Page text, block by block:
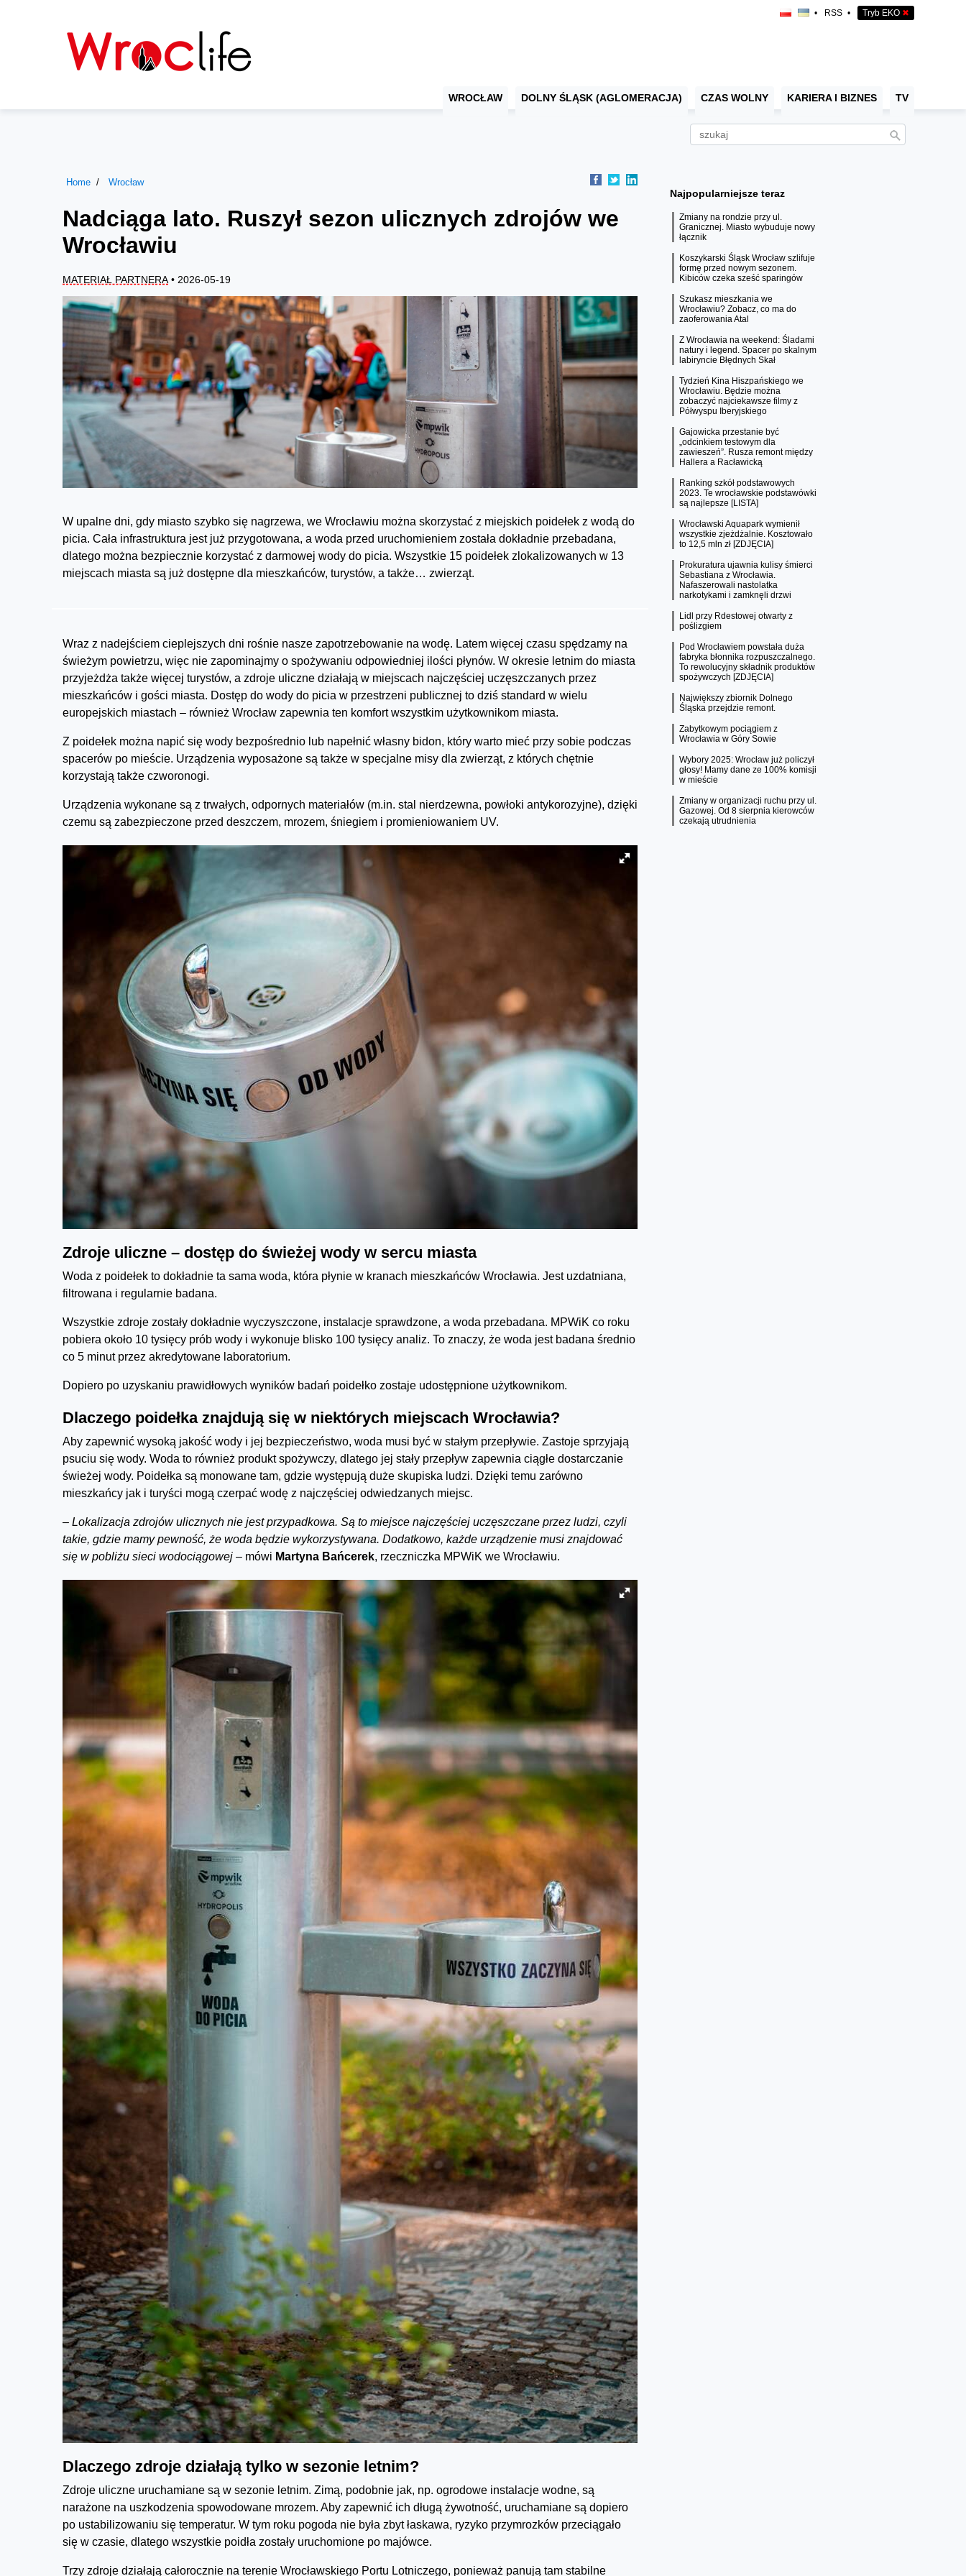
• RSS • Tryb EKO ✖
WROCŁAW DOLNY ŚLĄSK (AGLOMERACJA) CZAS WOLNY KARIERA I BIZNES TV
Home Wrocław
Nadciąga lato. Ruszył sezon ulicznych zdrojów we
Wrocławiu
MATERIAŁ PARTNERA• 2026-05-19
W upalne dni, gdy miasto szybko się nagrzewa, we Wrocławiu można skorzystać z miejskich poidełek z wodą do
picia. Cała infrastruktura jest już przygotowana, a woda przed uruchomieniem została dokładnie przebadana,
dlatego można bezpiecznie korzystać z darmowej wody do picia. Wszystkie 15 poidełek zlokalizowanych w 13
miejscach miasta są już dostępne dla mieszkańców, turystów, a także… zwierząt.
Wraz z nadejściem cieplejszych dni rośnie nasze zapotrzebowanie na wodę. Latem więcej czasu spędzamy na
świeżym powietrzu, więc nie zapominajmy o spożywaniu odpowiedniej ilości płynów. W okresie letnim do miasta
przyjeżdża także więcej turystów, a zdroje uliczne działają w miejscach najczęściej uczęszczanych przez
mieszkańców i gości miasta. Dostęp do wody do picia w przestrzeni publicznej to dziś standard w wielu
europejskich miastach – również Wrocław zapewnia ten komfort wszystkim użytkownikom miasta.
Z poidełek można napić się wody bezpośrednio lub napełnić własny bidon, który warto mieć przy sobie podczas
spacerów po mieście. Urządzenia wyposażone są także w specjalne misy dla zwierząt, z których chętnie
korzystają także czworonogi.
Urządzenia wykonane są z trwałych, odpornych materiałów (m.in. stal nierdzewna, powłoki antykorozyjne), dzięki
czemu są zabezpieczone przed deszczem, mrozem, śniegiem i promieniowaniem UV.
Zdroje uliczne – dostęp do świeżej wody w sercu miasta
Woda z poidełek to dokładnie ta sama woda, która płynie w kranach mieszkańców Wrocławia. Jest uzdatniana,
filtrowana i regularnie badana.
Wszystkie zdroje zostały dokładnie wyczyszczone, instalacje sprawdzone, a woda przebadana. MPWiK co roku
pobiera około 10 tysięcy prób wody i wykonuje blisko 100 tysięcy analiz. To znaczy, że woda jest badana średnio
co 5 minut przez akredytowane laboratorium.
Dopiero po uzyskaniu prawidłowych wyników badań poidełko zostaje udostępnione użytkownikom.
Dlaczego poidełka znajdują się w niektórych miejscach Wrocławia?
Aby zapewnić wysoką jakość wody i jej bezpieczeństwo, woda musi być w stałym przepływie. Zastoje sprzyjają
psuciu się wody. Woda to również produkt spożywczy, dlatego jej stały przepływ zapewnia ciągłe dostarczanie
świeżej wody. Poidełka są monowane tam, gdzie występują duże skupiska ludzi. Dzięki temu zarówno
mieszkańcy jak i turyści mogą czerpać wodę z najczęściej odwiedzanych miejsc.
– Lokalizacja zdrojów ulicznych nie jest przypadkowa. Są to miejsce najczęściej uczęszczane przez ludzi, czyli
takie, gdzie mamy pewność, że woda będzie wykorzystywana. Dodatkowo, każde urządzenie musi znajdować
się w pobliżu sieci wodociągowej – mówi Martyna Bańcerek, rzeczniczka MPWiK we Wrocławiu.
Dlaczego zdroje działają tylko w sezonie letnim?
Zdroje uliczne uruchamiane są w sezonie letnim. Zimą, podobnie jak, np. ogrodowe instalacje wodne, są
narażone na uszkodzenia spowodowane mrozem. Aby zapewnić ich długą żywotność, uruchamiane są dopiero
po ustabilizowaniu się temperatur. W tym roku pogoda nie była zbyt łaskawa, ryzyko przymrozków przeciągało
się w czasie, dlatego wszystkie poidła zostały uruchomione po majówce.
Trzy zdroje działają całorocznie na terenie Wrocławskiego Portu Lotniczego, ponieważ panują tam stabilne
Najpopularniejsze teraz
Zmiany na rondzie przy ul.
Granicznej. Miasto wybuduje nowy
łącznik
Koszykarski Śląsk Wrocław szlifuje
formę przed nowym sezonem.
Kibiców czeka sześć sparingów
Szukasz mieszkania we
Wrocławiu? Zobacz, co ma do
zaoferowania Atal
Z Wrocławia na weekend: Śladami
natury i legend. Spacer po skalnym
labiryncie Błędnych Skał
Tydzień Kina Hiszpańskiego we
Wrocławiu. Będzie można
zobaczyć najciekawsze filmy z
Półwyspu Iberyjskiego
Gajowicka przestanie być
„odcinkiem testowym dla
zawieszeń”. Rusza remont między
Hallera a Racławicką
Ranking szkół podstawowych
2023. Te wrocławskie podstawówki
są najlepsze [LISTA]
Wrocławski Aquapark wymienił
wszystkie zjeżdżalnie. Kosztowało
to 12,5 mln zł [ZDJĘCIA]
Prokuratura ujawnia kulisy śmierci
Sebastiana z Wrocławia.
Nafaszerowali nastolatka
narkotykami i zamknęli drzwi
Lidl przy Rdestowej otwarty z
poślizgiem
Pod Wrocławiem powstała duża
fabryka błonnika rozpuszczalnego.
To rewolucyjny składnik produktów
spożywczych [ZDJĘCIA]
Największy zbiornik Dolnego
Śląska przejdzie remont.
Zabytkowym pociągiem z
Wrocławia w Góry Sowie
Wybory 2025: Wrocław już policzył
głosy! Mamy dane ze 100% komisji
w mieście
Zmiany w organizacji ruchu przy ul.
Gazowej. Od 8 sierpnia kierowców
czekają utrudnienia